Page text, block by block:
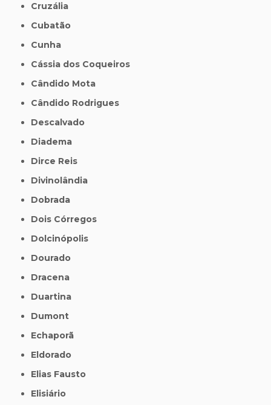
Cruzália
Cubatão
Cunha
Cássia dos Coqueiros
Cândido Mota
Cândido Rodrigues
Descalvado
Diadema
Dirce Reis
Divinolândia
Dobrada
Dois Córregos
Dolcinópolis
Dourado
Dracena
Duartina
Dumont
Echaporã
Eldorado
Elias Fausto
Elisiário